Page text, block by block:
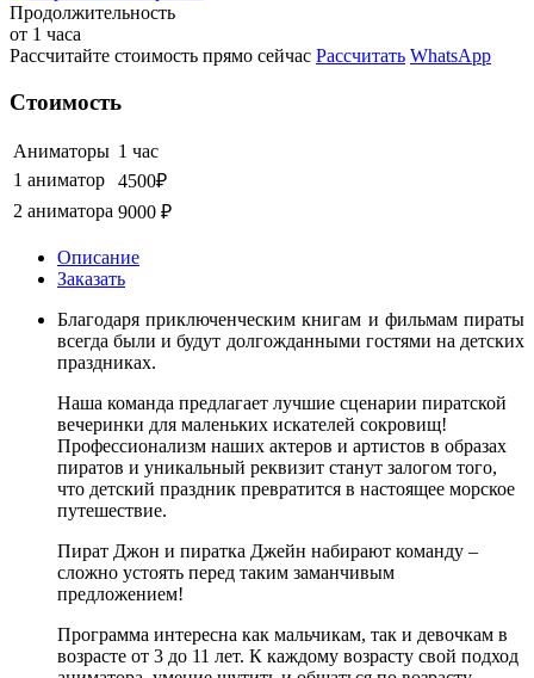
Продолжительность
от 1 часа
Рассчитайте стоимость прямо сейчас Рассчитать WhatsApp
Стоимость
Аниматоры 1 час
1 аниматор
4500₽
2 аниматора 9000 ₽
Описание
Заказать
Благодаря приключенческим книгам и фильмам пираты
всегда были и будут долгожданными гостями на детских
праздниках.
Наша команда предлагает лучшие сценарии пиратской
вечеринки для маленьких искателей сокровищ!
Профессионализм наших актеров и артистов в образах
пиратов и уникальный реквизит станут залогом того,
что детский праздник превратится в настоящее морское
путешествие.
Пират Джон и пиратка Джейн набирают команду –
сложно устоять перед таким заманчивым
предложением!
Программа интересна как мальчикам, так и девочкам в
возрасте от 3 до 11 лет. К каждому возрасту свой подход